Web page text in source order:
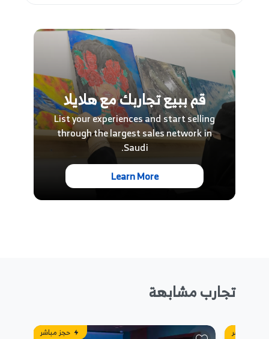
قم ببيع تجاربك مع هلايلا
List your experiences and start selling
through the largest sales network in
Saudi.
Learn More
تجارب مشابهة
حجز مباشر حجز مباشر